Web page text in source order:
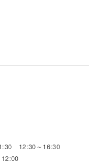
12:30～16:30